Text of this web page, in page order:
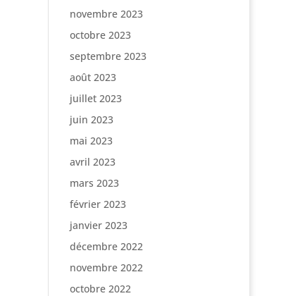
novembre 2023
octobre 2023
septembre 2023
août 2023
juillet 2023
juin 2023
mai 2023
avril 2023
mars 2023
février 2023
janvier 2023
décembre 2022
novembre 2022
octobre 2022